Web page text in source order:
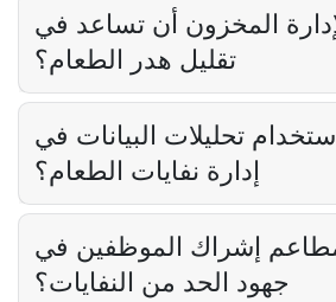
Derrick McMahon
المخزون أن تساعد في
تقليل هدر الطعام؟
تحليلات البيانات في
إدارة نفايات الطعام؟
إشراك الموظفين في
جهود الحد من النفايات؟